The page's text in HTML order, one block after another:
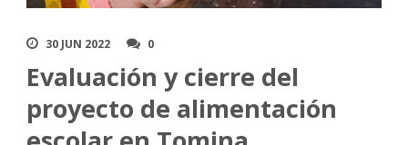
30 JUN 2022 0
Evaluación y cierre del
proyecto de alimentación